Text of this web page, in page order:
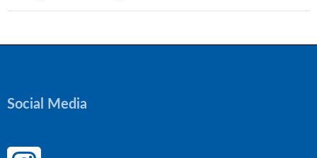
Social Media